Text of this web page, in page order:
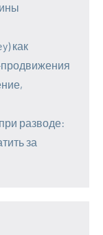
как
разводе:
за